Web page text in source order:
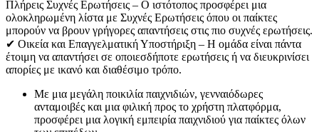
Πλήρεις Συχνές Ερωτήσεις – Ο ιστότοπος προσφέρει μια
ολοκληρωμένη λίστα με Συχνές Ερωτήσεις όπου οι παίκτες
μπορούν να βρουν γρήγορες απαντήσεις στις πιο συχνές ερωτήσεις.
✔ Οικεία και Επαγγελματική Υποστήριξη – Η ομάδα είναι πάντα
έτοιμη να απαντήσει σε οποιεσδήποτε ερωτήσεις ή να διευκρινίσει
απορίες με ικανό και διαθέσιμο τρόπο.
Με μια μεγάλη ποικιλία παιχνιδιών, γενναιόδωρες
ανταμοιβές και μια φιλική προς το χρήστη πλατφόρμα,
προσφέρει μια λογική εμπειρία παιχνιδιού για παίκτες όλων